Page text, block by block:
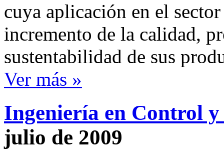
cuya aplicación en el
incremento de la calidad,
sustentabilidad de sus
Ver más »
Ingeniería en Control
julio de 2009